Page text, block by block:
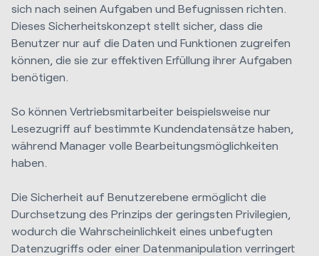
sich nach seinen Aufgaben und Befugnissen richten.
Dieses Sicherheitskonzept stellt sicher, dass die
Benutzer nur auf die Daten und Funktionen zugreifen
können, die sie zur effektiven Erfüllung ihrer Aufgaben
benötigen.
So können Vertriebsmitarbeiter beispielsweise nur
Lesezugriff auf bestimmte Kundendatensätze haben,
während Manager volle Bearbeitungsmöglichkeiten
haben.
Die Sicherheit auf Benutzerebene ermöglicht die
Durchsetzung des Prinzips der geringsten Privilegien,
wodurch die Wahrscheinlichkeit eines unbefugten
Datenzugriffs oder einer Datenmanipulation verringert